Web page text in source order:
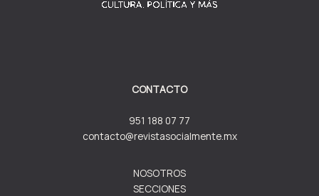
CONTACTO
951 188 07 77
contacto@revistasocialmente.mx
NOSOTROS
SECCIONES